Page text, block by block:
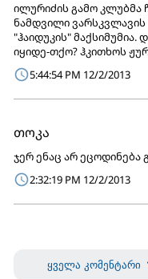
ილურიძის გამო კლუბმა
ნამდვილი
"ჰაიდუკის"
იყიდე-თქო? ჰკითხოს
5:44:54 PM 12/2/2013
თოკა
ჯერ ენაც არ ეცოდინება
2:32:19 PM 12/2/2013
ყველა კომენტარი